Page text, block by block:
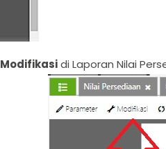
Modifikasidi Laporan Nilai